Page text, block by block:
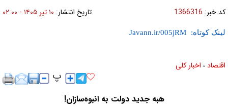
کد خبر: 1366316 تاریخ انتشار: ۱۰ تير ۱۴۰۵ - ۰۲:۰۰
لینک کوتاه:
اقتصاد » اخبار کلی
هبه جدید دولت به انبوه‌سازان!